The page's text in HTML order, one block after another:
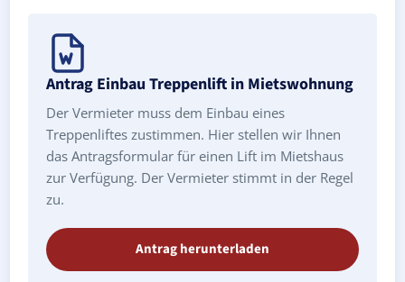
Antrag Einbau Treppenlift in Mietswohnung
Der Vermieter muss dem Einbau eines
Treppenliftes zustimmen. Hier stellen wir Ihnen
das Antragsformular für einen Lift im Mietshaus
zur Verfügung. Der Vermieter stimmt in der Regel
zu.
Antrag herunterladen